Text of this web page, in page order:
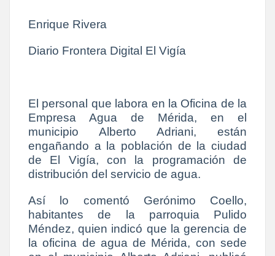
Enrique Rivera
Diario Frontera Digital El Vigía
El personal que labora en la Oficina de la
Empresa Agua de Mérida, en el
municipio Alberto Adriani, están
engañando a la población de la ciudad
de El Vigía, con la programación de
distribución del servicio de agua.
Así lo comentó Gerónimo Coello,
habitantes de la parroquia Pulido
Méndez, quien indicó que la gerencia de
la oficina de agua de Mérida, con sede